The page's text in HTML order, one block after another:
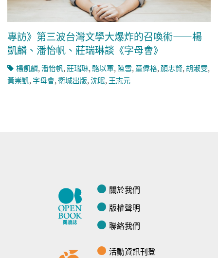
專訪》第三波台灣文學大爆炸的召喚術——楊
凱麟、潘怡帆、莊瑞琳談《字母會》
楊凱麟,潘怡帆,莊瑞琳, 駱以軍, 陳雪,童偉格,顏忠賢,胡淑雯,
黃崇凱, 字母會,衛城出版,沈眠, 王志元
關於我們
版權聲明
聯絡我們
活動資訊刊登